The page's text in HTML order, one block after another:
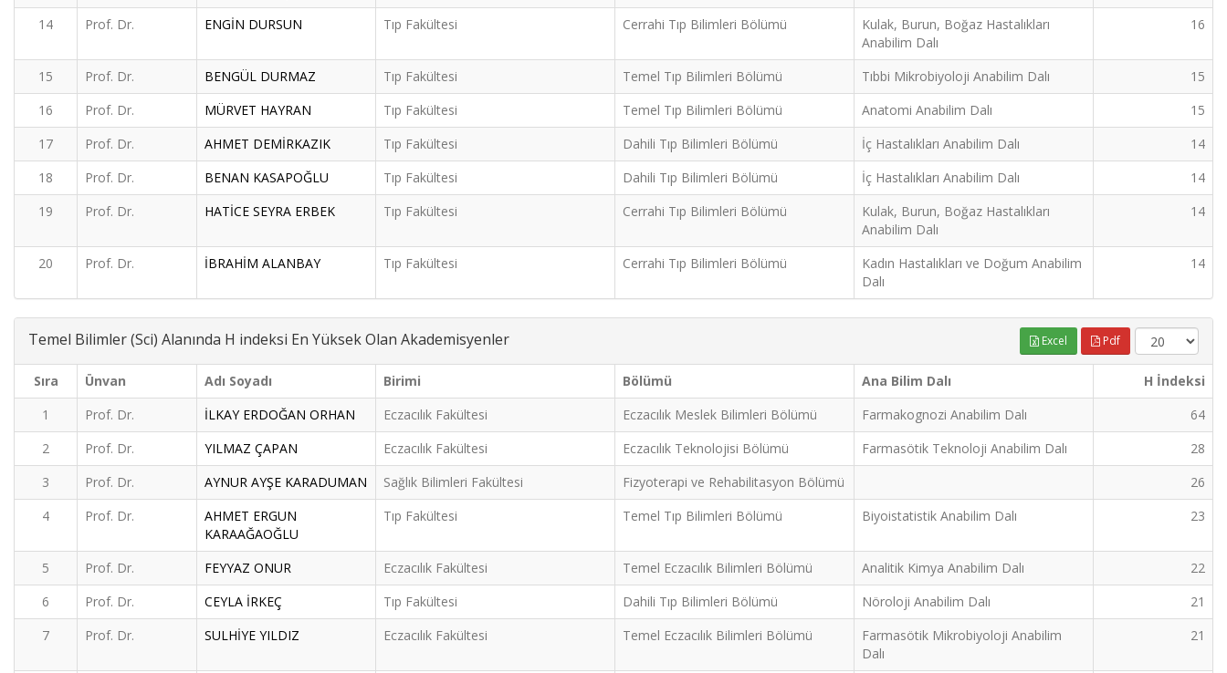
14
Prof. Dr. ENGİN DURSUN Tıp Fakültesi Cerrahi Tıp Bilimleri Bölümü
Kulak, Burun, Boğaz Hastalıkları
Anabilim Dalı
16
15 Prof. Dr. BENGÜL DURMAZ Tıp Fakültesi Temel Tıp Bilimleri Bölümü Tıbbi Mikrobiyoloji Anabilim Dalı
15
16
Prof. Dr. MÜRVET HAYRAN Tıp Fakültesi Temel Tıp Bilimleri Bölümü Anatomi Anabilim Dalı
15
17
Prof. Dr. AHMET DEMİRKAZIK Tıp Fakültesi Dahili Tıp Bilimleri Bölümü İç Hastalıkları Anabilim Dalı
14
18
Prof. Dr. BENAN KASAPOĞLU Tıp Fakültesi Dahili Tıp Bilimleri Bölümü İç Hastalıkları Anabilim Dalı
14
19
Prof. Dr. HATİCE SEYRA ERBEK Tıp Fakültesi Cerrahi Tıp Bilimleri Bölümü
Kulak, Burun, Boğaz Hastalıkları
Anabilim Dalı
14
20 Prof. Dr. İBRAHİM ALANBAY Tıp Fakültesi Cerrahi Tıp Bilimleri Bölümü
Kadın Hastalıkları ve Doğum Anabilim
Dalı
14
Temel Bilimler (Sci) Alanında H indeksi En Yüksek Olan Akademisyenler Excel Pdf
Sıra Ünvan Adı Soyadı Birimi Bölümü Ana Bilim Dalı
H İndeksi
1
Prof. Dr. İLKAY ERDOĞAN ORHAN Eczacılık Fakültesi Eczacılık Meslek Bilimleri Bölümü Farmakognozi Anabilim Dalı
64
2
Prof. Dr. YILMAZ ÇAPAN Eczacılık Fakültesi Eczacılık Teknolojisi Bölümü Farmasötik Teknoloji Anabilim Dalı
28
3
Prof. Dr. AYNUR AYŞE KARADUMAN Sağlık Bilimleri Fakültesi Fizyoterapi ve Rehabilitasyon Bölümü
26
4
Prof. Dr.
AHMET ERGUN
KARAAĞAOĞLU
Tıp Fakültesi Temel Tıp Bilimleri Bölümü Biyoistatistik Anabilim Dalı 23
5 Prof. Dr. FEYYAZ ONUR Eczacılık Fakültesi Temel Eczacılık Bilimleri Bölümü Analitik Kimya Anabilim Dalı
22
6
Prof. Dr. CEYLA İRKEÇ Tıp Fakültesi Dahili Tıp Bilimleri Bölümü Nöroloji Anabilim Dalı
21
7
Prof. Dr. SULHİYE YILDIZ Eczacılık Fakültesi Temel Eczacılık Bilimleri Bölümü
Farmasötik Mikrobiyoloji Anabilim
Dalı
21